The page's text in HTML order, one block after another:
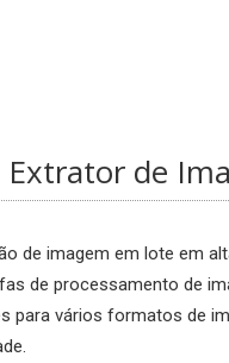
Extrator de
de imagem em lote em
de processamento de
para vários formatos de